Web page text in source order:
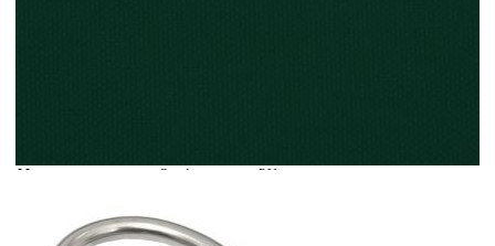
Материал:
Оксфорд плат с PU покритие
8720286122259
Форма:
Правоъгълна